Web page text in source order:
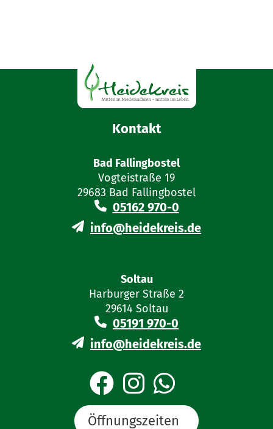
Kontakt
Bad Fallingbostel
Vogteistraße 19
29683 Bad Fallingbostel
05162 970-0
info@heidekreis.de
Soltau
Harburger Straße 2
29614 Soltau
05191 970-0
info@heidekreis.de
Öffnungszeiten